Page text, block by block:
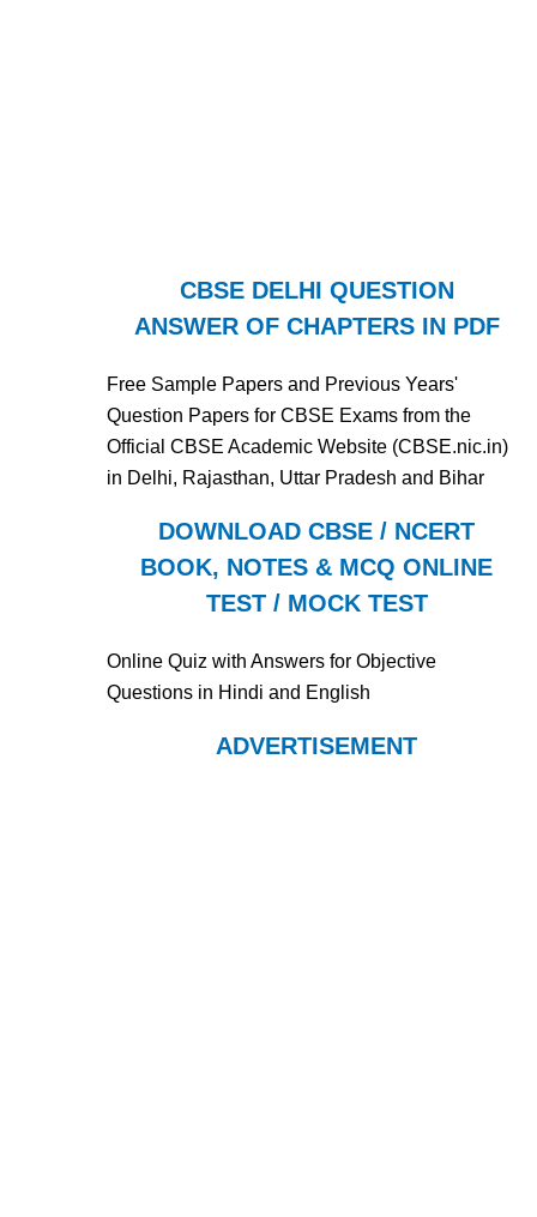
CBSE DELHI QUESTION
ANSWER OF CHAPTERS IN PDF
Free Sample Papers and Previous Years'
Question Papers for CBSE Exams from the
Official CBSE Academic Website (CBSE.nic.in)
in Delhi, Rajasthan, Uttar Pradesh and Bihar
DOWNLOAD CBSE / NCERT
BOOK, NOTES & MCQ ONLINE
TEST / MOCK TEST
Online Quiz with Answers for Objective
Questions in Hindi and English
ADVERTISEMENT